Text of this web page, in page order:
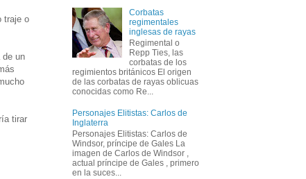
traje o
de un
tirar
Corbatas
regimentales
inglesas de rayas
Regimental o
Repp Ties, las
corbatas de los
regimientos británicos El origen
de las corbatas de rayas oblicuas
conocidas como Re...
Personajes Elitistas: Carlos de
Inglaterra
Personajes Elitistas: Carlos de
Windsor, príncipe de Gales La
imagen de Carlos de Windsor ,
actual príncipe de Gales , primero
en la suces...